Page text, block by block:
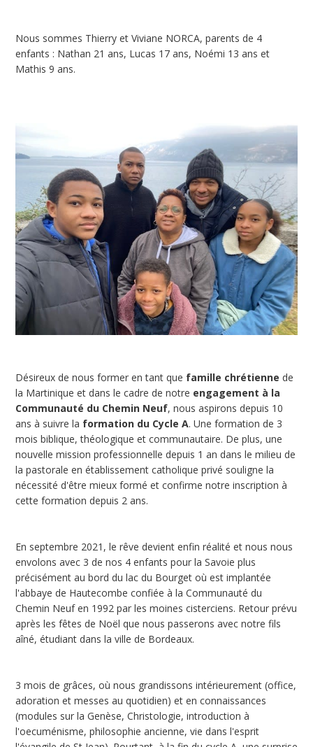
Nous sommes Thierry et Viviane NORCA, parents de 4
enfants : Nathan 21 ans, Lucas 17 ans, Noémi 13 ans et
Mathis 9 ans.
Désireux de nous former en tant que famille chrétienne de
la Martinique et dans le cadre de notre engagement à la
Communauté du Chemin Neuf, nous aspirons depuis 10
ans à suivre la formation du Cycle A. Une formation de 3
mois biblique, théologique et communautaire. De plus, une
nouvelle mission professionnelle depuis 1 an dans le milieu de
la pastorale en établissement catholique privé souligne la
nécessité d'être mieux formé et confirme notre inscription à
cette formation depuis 2 ans.
En septembre 2021, le rêve devient enfin réalité et nous nous
envolons avec 3 de nos 4 enfants pour la Savoie plus
précisément au bord du lac du Bourget où est implantée
l'abbaye de Hautecombe confiée à la Communauté du
Chemin Neuf en 1992 par les moines cisterciens. Retour prévu
après les fêtes de Noël que nous passerons avec notre fils
aîné, étudiant dans la ville de Bordeaux.
3 mois de grâces, où nous grandissons intérieurement (office,
adoration et messes au quotidien) et en connaissances
(modules sur la Genèse, Christologie, introduction à
l'oecuménisme, philosophie ancienne, vie dans l'esprit